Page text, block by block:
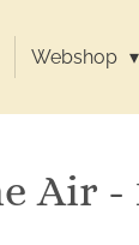
Webshop
Air -